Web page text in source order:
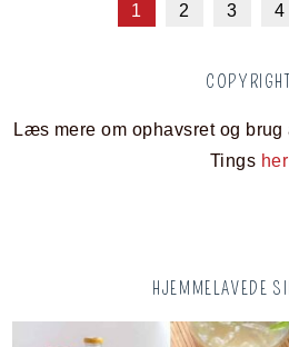
1 2 3 4
COPYRIGHT
Læs mere om ophavsret og
Tings her
HJEMMELAVEDE